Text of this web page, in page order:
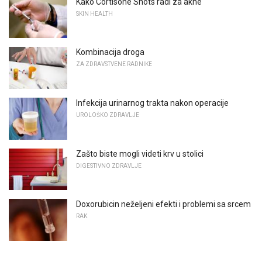
SKIN HEALTH
Kombinacija droga
ZA ZDRAVSTVENE RADNIKE
Infekcija urinarnog trakta nakon operacije
UROLOŠKO ZDRAVLJE
Zašto biste mogli videti krv u stolici
DIGESTIVNO ZDRAVLJE
Doxorubicin neželjeni efekti i problemi sa srcem
RAK